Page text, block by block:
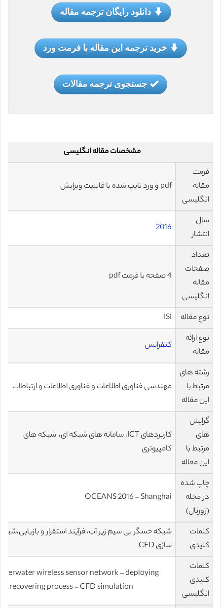
دانلود رایگان ترجمه مقاله
خرید ترجمه این مقاله با فرمت ورد
جستجوی ترجمه مقالات
مشخصات مقاله انگلیسی
فرمت
مقاله
انگلیسی
pdf و ورد تایپ شده با قابلیت ویرایش
سال
انتشار
2016
تعداد
صفحات
مقاله
انگلیسی
4 صفحه با فرمت pdf
نوع مقاله
ISI
نوع ارائه
مقاله
کنفرانس
رشته های
مرتبط با
این مقاله
مهندسی فناوری اطلاعات و فناوری اطلاعات و ارتباطات
گرایش
های
مرتبط با
این مقاله
کاربردهای ICT، سامانه های شبکه ای، شبکه های
کامپیوتری
چاپ شده
در مجله
(ژورنال)
OCEANS 2016 – Shanghai
کلمات
کلیدی
شبکه حسگر بی سیم زیر آب، فرآیند استقرار و بازیابی،شبیه
سازی CFD
کلمات
کلیدی
انگلیسی
wireless sensor network – deploying
recovering process – CFD simulation